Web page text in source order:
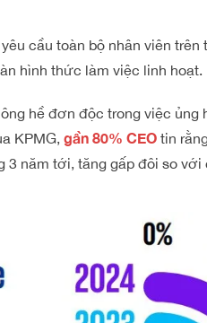
cầu toàn bộ nhân viên
hình thức làm việc linh hoạt.
hề đơn độc trong việc ủng
KPMG, gần 80% CEOtin
năm tới, tăng gấp đôi so với